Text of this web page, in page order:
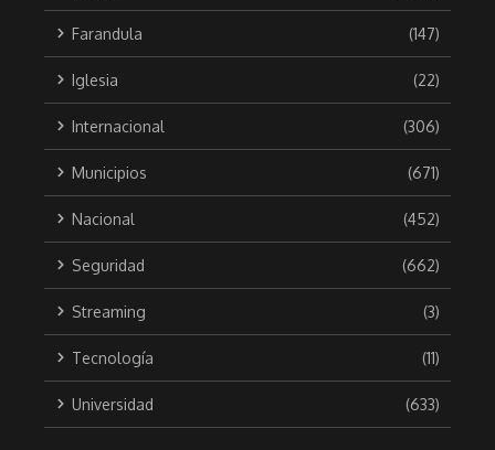
Farandula (147)
Iglesia (22)
Internacional (306)
Municipios (671)
Nacional (452)
Seguridad (662)
Streaming (3)
Tecnología (11)
Universidad (633)